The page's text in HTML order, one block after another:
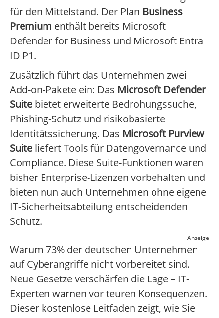
für den Mittelstand. Der Plan Business
Premium enthält bereits Microsoft
Defender for Business und Microsoft Entra
ID P1.
Zusätzlich führt das Unternehmen zwei
Add-on-Pakete ein: Das Microsoft Defender
Suite bietet erweiterte Bedrohungssuche,
Phishing-Schutz und risikobasierte
Identitätssicherung. Das Microsoft Purview
Suite liefert Tools für Datengovernance und
Compliance. Diese Suite-Funktionen waren
bisher Enterprise-Lizenzen vorbehalten und
bieten nun auch Unternehmen ohne eigene
IT-Sicherheitsabteilung entscheidenden
Schutz.
Anzeige
Warum 73% der deutschen Unternehmen
auf Cyberangriffe nicht vorbereitet sind.
Neue Gesetze verschärfen die Lage – IT-
Experten warnen vor teuren Konsequenzen.
Dieser kostenlose Leitfaden zeigt, wie Sie